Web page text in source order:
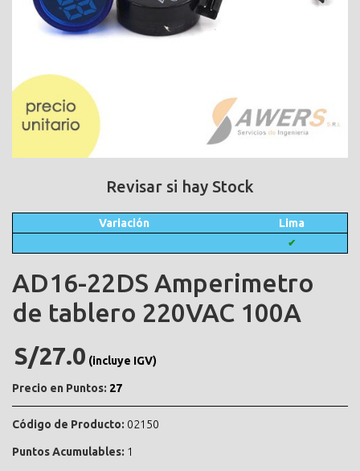
Revisar si hay Stock
Variación Lima
✔
AD16-22DS Amperimetro
de tablero 220VAC 100A
S/27.0 (incluye IGV)
Precio en Puntos: 27
Código de Producto: 02150
Puntos Acumulables: 1